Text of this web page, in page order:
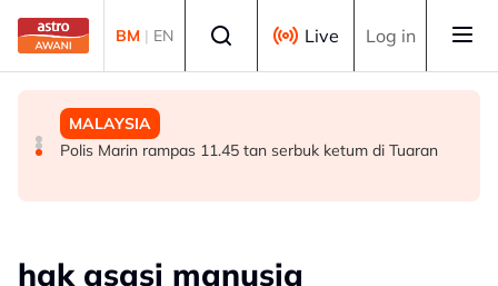
Skip to main content
BM | EN Live Log in
MALAYSIA
Kes penagihan dadah di Terengganu turun 7.2 peratus -
MALAYSIA
Pengalaman Malaysia tangani kepelbagaian agama
MALAYSIA
Polis Marin rampas 11.45 tan serbuk ketum di Tuaran
hak asasi manusia